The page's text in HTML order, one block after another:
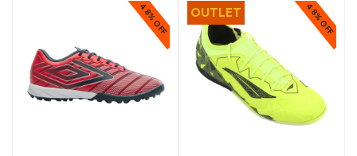
48% OFF OUTLET 48% OFF